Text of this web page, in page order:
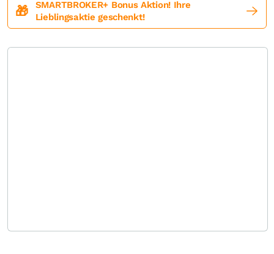
🎁
SMARTBROKER+ Bonus Aktion! Ihre
Lieblingsaktie geschenkt!